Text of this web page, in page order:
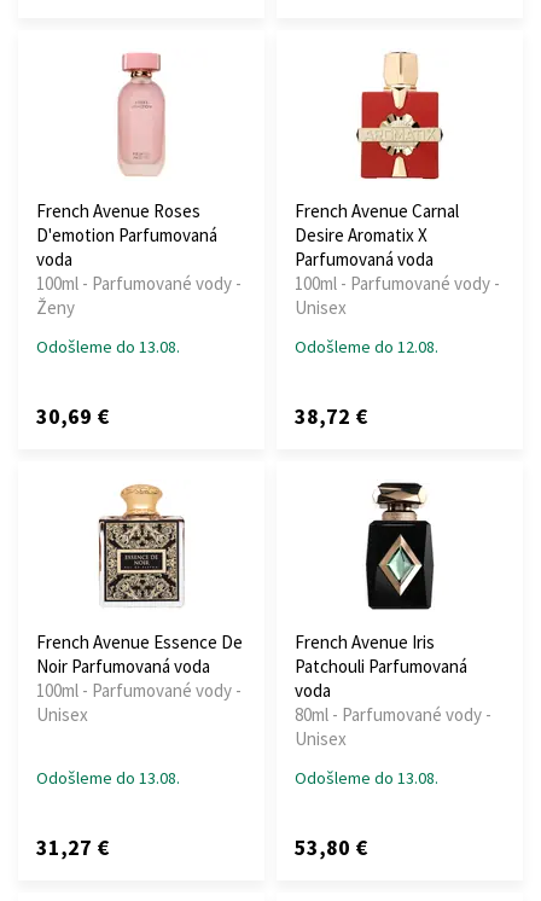
French Avenue Roses
D'emotion Parfumovaná
voda
100ml - Parfumované vody -
Ženy
Odošleme do 13.08.
30,69 €
French Avenue Carnal
Desire Aromatix X
Parfumovaná voda
100ml - Parfumované vody -
Unisex
Odošleme do 12.08.
38,72 €
French Avenue Essence De
Noir Parfumovaná voda
100ml - Parfumované vody -
Unisex
Odošleme do 13.08.
31,27 €
French Avenue Iris
Patchouli Parfumovaná
voda
80ml - Parfumované vody -
Unisex
Odošleme do 13.08.
53,80 €